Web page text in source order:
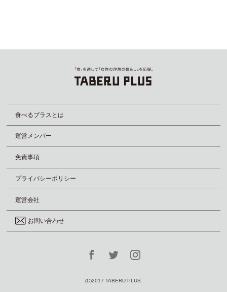
食べるプラスとは
運営メンバー
免責事項
プライバシーポリシー
運営会社
お問い合わせ
(C)2017 TABERU PLUS.